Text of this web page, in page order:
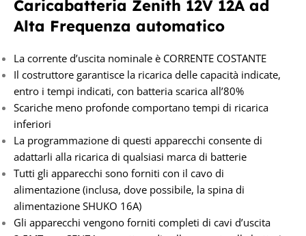
Caricabatteria Zenith 12V 12Aad
Alta Frequenza automatico
La corrente d’uscita nominale è CORRENTE COSTANTE
Il costruttore garantisce la ricarica delle capacità indicate,
entro i tempi indicati, con batteria scarica all’80%
Scariche meno profonde comportano tempi di ricarica
inferiori
La programmazione di questi apparecchi consente di
adattarli alla ricarica di qualsiasi marca di batterie
Tutti gli apparecchi sono forniti con il cavo di
alimentazione (inclusa, dove possibile, la spina di
alimentazione SHUKO 16A)
Gli apparecchi vengono forniti completi di cavi d’uscita